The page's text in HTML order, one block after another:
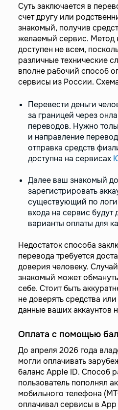
Суть заключается в
счет другу или
знакомый, получив
желаемый сервис. Метод
доступен не всем,
различные технические
вполне рабочий способ
сервисы из России.
Перевести деньги
за границей через
переводов. Нужно
и направление
отправка средств
доступна на сервисах
Далее ваш знакомый
зарегистрировать
существующий по
входа на сервис будут
варианты оплаты для
Недостаток способа
перевода требуется
доверия человеку.
знакомый может
себе. Стоит быть
не доверять средства
данные ваших аккаунтов
Оплата с помощью
До апреля 2026 года
могли оплачивать
баланс Apple ID. Способ
пользователь пополнял
мобильного телефона
оплачивал сервисы в